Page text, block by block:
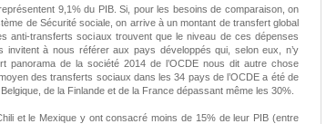
9,1% du PIB. Si, pour les besoins de comparaison, on
de Sécurité sociale, on arrive à un montant de transfert global
anti-transferts sociaux trouvent que le niveau de ces dépenses
invitent à nous référer aux pays développés qui, selon eux, n’y
panorama de la société 2014 de l’OCDE nous dit autre chose
des transferts sociaux dans les 34 pays de l’OCDE a été de
de la Finlande et de la France dépassant même les 30%.
et le Mexique y ont consacré moins de 15% de leur PIB (entre